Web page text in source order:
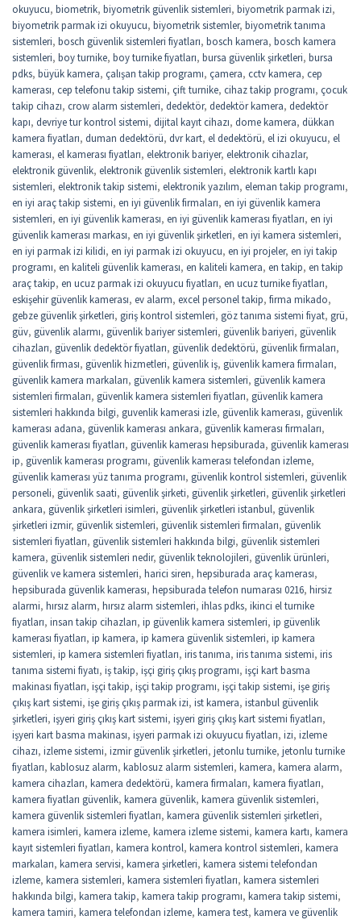
okuyucu, biometrik, biyometrik güvenlik sistemleri, biyometrik parmak izi,
biyometrik parmak izi okuyucu, biyometrik sistemler, biyometrik tanıma
sistemleri, bosch güvenlik sistemleri fiyatları, bosch kamera, bosch kamera
sistemleri, boy turnike, boy turnike fiyatları, bursa güvenlik şirketleri, bursa
pdks, büyük kamera, çalışan takip programı, çamera, cctv kamera, cep
kamerası, cep telefonu takip sistemi, çift turnike, cihaz takip programı, çocuk
takip cihazı, crow alarm sistemleri, dedektör, dedektör kamera, dedektör
kapı, devriye tur kontrol sistemi, dijital kayıt cihazı, dome kamera, dükkan
kamera fiyatları, duman dedektörü, dvr kart, el dedektörü, el izi okuyucu, el
kamerası, el kamerası fiyatları, elektronik bariyer, elektronik cihazlar,
elektronik güvenlik, elektronik güvenlik sistemleri, elektronik kartlı kapı
sistemleri, elektronik takip sistemi, elektronik yazılım, eleman takip programı,
en iyi araç takip sistemi, en iyi güvenlik firmaları, en iyi güvenlik kamera
sistemleri, en iyi güvenlik kamerası, en iyi güvenlik kamerası fiyatları, en iyi
güvenlik kamerası markası, en iyi güvenlik şirketleri, en iyi kamera sistemleri,
en iyi parmak izi kilidi, en iyi parmak izi okuyucu, en iyi projeler, en iyi takip
programı, en kaliteli güvenlik kamerası, en kaliteli kamera, en takip, en takip
araç takip, en ucuz parmak izi okuyucu fiyatları, en ucuz turnike fiyatları,
eskişehir güvenlik kamerası, ev alarm, excel personel takip, firma mikado,
gebze güvenlik şirketleri, giriş kontrol sistemleri, göz tanıma sistemi fiyat, grü,
güv, güvenlik alarmı, güvenlik bariyer sistemleri, güvenlik bariyeri, güvenlik
cihazları, güvenlik dedektör fiyatları, güvenlik dedektörü, güvenlik firmaları,
güvenlik firması, güvenlik hizmetleri, güvenlik iş, güvenlik kamera firmaları,
güvenlik kamera markaları, güvenlik kamera sistemleri, güvenlik kamera
sistemleri firmaları, güvenlik kamera sistemleri fiyatları, güvenlik kamera
sistemleri hakkında bilgi, guvenlik kamerasi izle, güvenlik kamerası, güvenlik
kamerası adana, güvenlik kamerası ankara, güvenlik kamerası firmaları,
güvenlik kamerası fiyatları, güvenlik kamerası hepsiburada, güvenlik kamerası
ip, güvenlik kamerası programı, güvenlik kamerası telefondan izleme,
güvenlik kamerası yüz tanıma programı, güvenlik kontrol sistemleri, güvenlik
personeli, güvenlik saati, güvenlik şirketi, güvenlik şirketleri, güvenlik şirketleri
ankara, güvenlik şirketleri isimleri, güvenlik şirketleri istanbul, güvenlik
şirketleri izmir, güvenlik sistemleri, güvenlik sistemleri firmaları, güvenlik
sistemleri fiyatları, güvenlik sistemleri hakkında bilgi, güvenlik sistemleri
kamera, güvenlik sistemleri nedir, güvenlik teknolojileri, güvenlik ürünleri,
güvenlik ve kamera sistemleri, harici siren, hepsiburada araç kamerası,
hepsiburada güvenlik kamerası, hepsiburada telefon numarası 0216, hirsiz
alarmi, hırsız alarm, hırsız alarm sistemleri, ihlas pdks, ikinci el turnike
fiyatları, insan takip cihazları, ip güvenlik kamera sistemleri, ip güvenlik
kamerası fiyatları, ip kamera, ip kamera güvenlik sistemleri, ip kamera
sistemleri, ip kamera sistemleri fiyatları, iris tanıma, iris tanıma sistemi, iris
tanıma sistemi fiyatı, iş takip, işçi giriş çıkış programı, işçi kart basma
makinası fiyatları, işçi takip, işçi takip programı, işçi takip sistemi, işe giriş
çıkış kart sistemi, işe giriş çıkış parmak izi, ist kamera, istanbul güvenlik
şirketleri, işyeri giriş çıkış kart sistemi, işyeri giriş çıkış kart sistemi fiyatları,
işyeri kart basma makinası, işyeri parmak izi okuyucu fiyatları, izi, izleme
cihazı, izleme sistemi, izmir güvenlik şirketleri, jetonlu turnike, jetonlu turnike
fiyatları, kablosuz alarm, kablosuz alarm sistemleri, kamera, kamera alarm,
kamera cihazları, kamera dedektörü, kamera firmaları, kamera fiyatları,
kamera fiyatları güvenlik, kamera güvenlik, kamera güvenlik sistemleri,
kamera güvenlik sistemleri fiyatları, kamera güvenlik sistemleri şirketleri,
kamera isimleri, kamera izleme, kamera izleme sistemi, kamera kartı, kamera
kayıt sistemleri fiyatları, kamera kontrol, kamera kontrol sistemleri, kamera
markaları, kamera servisi, kamera şirketleri, kamera sistemi telefondan
izleme, kamera sistemleri, kamera sistemleri fiyatları, kamera sistemleri
hakkında bilgi, kamera takip, kamera takip programı, kamera takip sistemi,
kamera tamiri, kamera telefondan izleme, kamera test, kamera ve güvenlik